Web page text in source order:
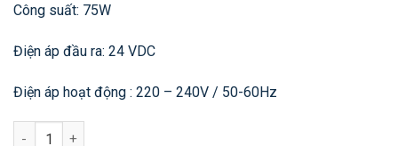
Công suất: 75W
Điện áp đầu ra: 24 VDC
Điện áp hoạt động : 220 – 240V / 50-60Hz
Biến áp điện tử đèn LED Dimmable LED Transformer 75W